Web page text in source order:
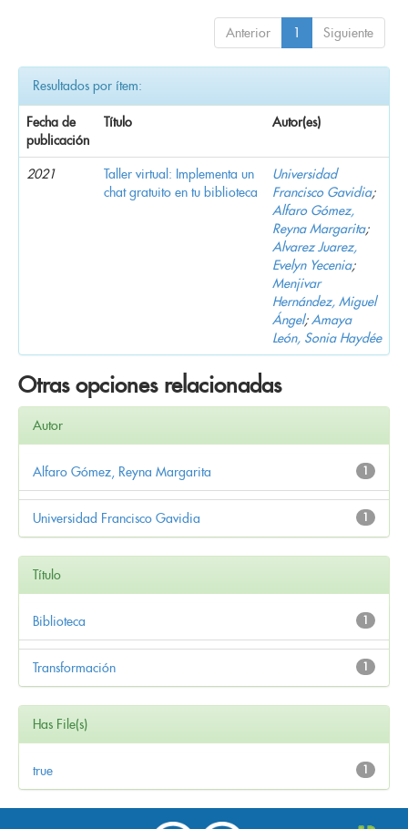
Anterior 1 Siguiente
Resultados por ítem:
Fecha de
publicación
Título Autor(es)
2021
Taller virtual: Implementa un
chat gratuito en tu biblioteca
Universidad
Francisco Gavidia;
Alfaro Gómez,
Reyna Margarita;
Alvarez Juarez,
Evelyn Yecenia;
Menjivar
Hernández, Miguel
Ángel; Amaya
León, Sonia Haydée
Otras opciones relacionadas
Autor
1
Alfaro Gómez, Reyna Margarita
1
Universidad Francisco Gavidia
Título
1
Biblioteca
1
Transformación
Has File(s)
1
true